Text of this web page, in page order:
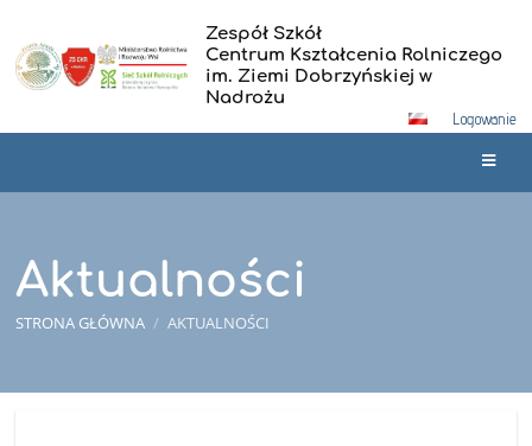
Zespół Szkół
Centrum Kształcenia Rolniczego
im. Ziemi Dobrzyńskiej w
Nadrożu
Logowanie
Aktualności
STRONA GŁÓWNA / AKTUALNOŚCI